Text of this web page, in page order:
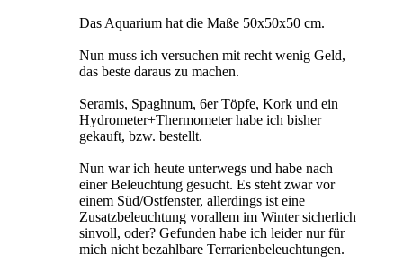
Das Aquarium hat die Maße 50x50x50 cm.
Nun muss ich versuchen mit recht wenig Geld,
das beste daraus zu machen.
Seramis, Spaghnum, 6er Töpfe, Kork und ein
Hydrometer+Thermometer habe ich bisher
gekauft, bzw. bestellt.
Nun war ich heute unterwegs und habe nach
einer Beleuchtung gesucht. Es steht zwar vor
einem Süd/Ostfenster, allerdings ist eine
Zusatzbeleuchtung vorallem im Winter sicherlich
sinvoll, oder? Gefunden habe ich leider nur für
mich nicht bezahlbare Terrarienbeleuchtungen.